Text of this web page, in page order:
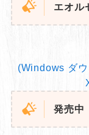
エオル
(Windows ダ
発売中